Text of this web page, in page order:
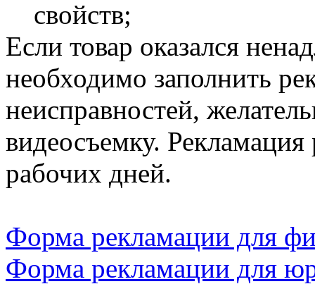
свойств;
Если товар оказался
необходимо заполнить
неисправностей,
видеосъемку. Рекламация
рабочих дней.
Форма рекламации для
Форма рекламации для